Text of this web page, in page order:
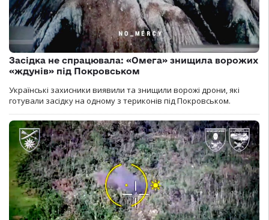
Засідка не спрацювала: «Омега» знищила ворожих
«ждунів» під Покровськом
Українські захисники виявили та знищили ворожі дрони, які
готували засідку на одному з териконів під Покровськом.